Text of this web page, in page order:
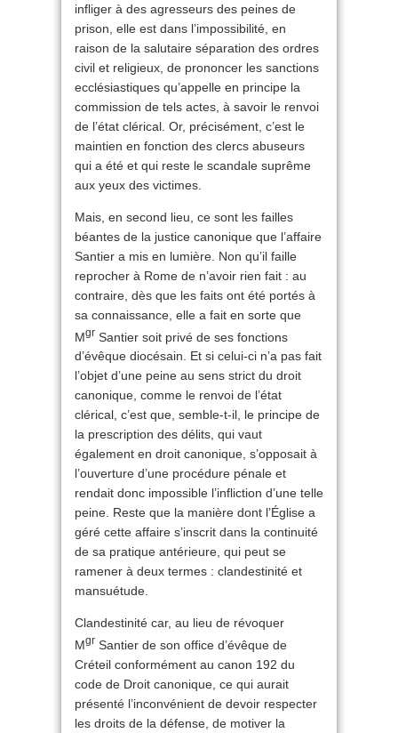
infliger à des agresseurs des peines de
prison, elle est dans l’impossibilité, en
raison de la salutaire séparation des ordres
civil et religieux, de prononcer les sanctions
ecclésiastiques qu’appelle en principe la
commission de tels actes, à savoir le renvoi
de l’état clérical. Or, précisément, c’est le
maintien en fonction des clercs abuseurs
qui a été et qui reste le scandale suprême
aux yeux des victimes.
Mais, en second lieu, ce sont les failles
béantes de la justice canonique que l’affaire
Santier a mis en lumière. Non qu’il faille
reprocher à Rome de n’avoir rien fait : au
contraire, dès que les faits ont été portés à
sa connaissance, elle a fait en sorte que
Mgr Santier soit privé de ses fonctions
d’évêque diocésain. Et si celui-ci n’a pas fait
l’objet d’une peine au sens strict du droit
canonique, comme le renvoi de l’état
clérical, c’est que, semble-t-il, le principe de
la prescription des délits, qui vaut
également en droit canonique, s’opposait à
l’ouverture d’une procédure pénale et
rendait donc impossible l’infliction d’une telle
peine. Reste que la manière dont l’Église a
géré cette affaire s’inscrit dans la continuité
de sa pratique antérieure, qui peut se
ramener à deux termes : clandestinité et
mansuétude.
Clandestinité car, au lieu de révoquer
Mgr Santier de son office d’évêque de
Créteil conformément au canon 192 du
code de Droit canonique, ce qui aurait
présenté l’inconvénient de devoir respecter
les droits de la défense, de motiver la